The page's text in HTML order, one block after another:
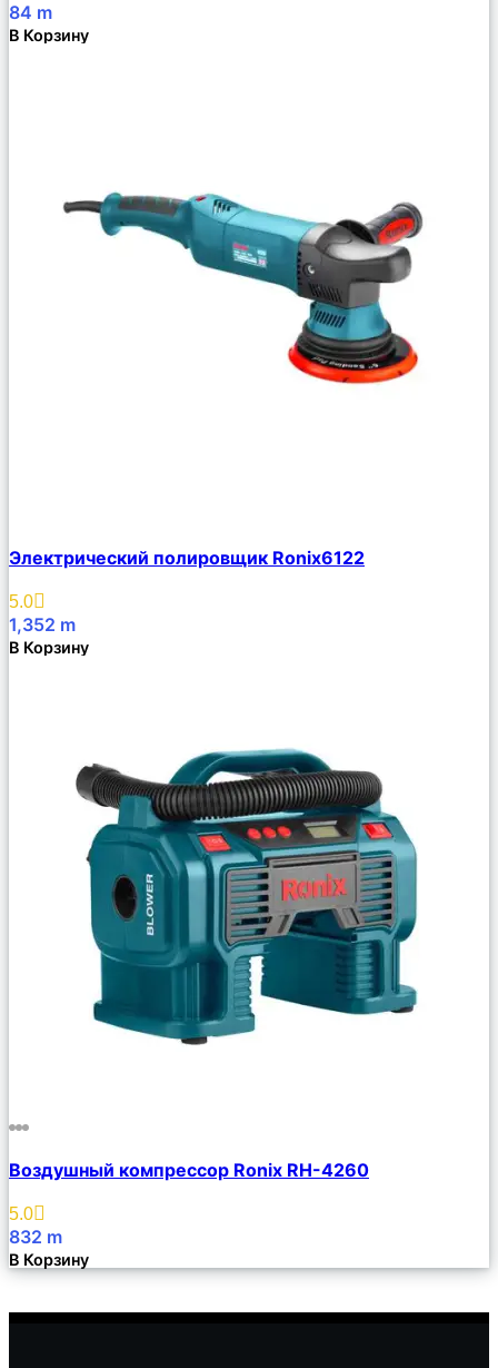
84 m
В Корзину
Описание
Избранное
Электрический полировщик Ronix6122
5.0
1,352 m
В Корзину
Описание
Избранное
Воздушный компрессор Ronix RH-4260
5.0
832 m
В Корзину